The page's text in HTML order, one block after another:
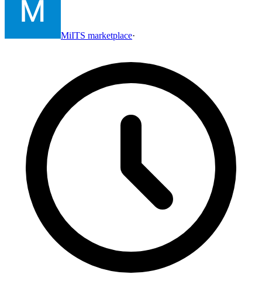
MiITS marketplace·